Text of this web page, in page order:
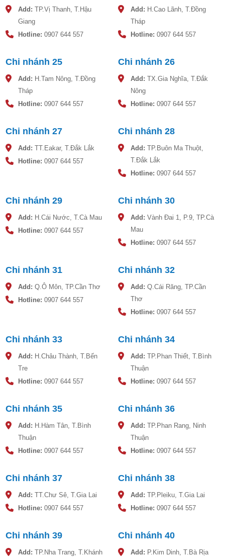
Add: TP.Vị Thanh, T.Hậu
Giang
Hotline: 0907 644 557
Add: H.Cao Lãnh, T.Đồng
Tháp
Hotline: 0907 644 557
Chi nhánh 25
Add: H.Tam Nông, T.Đồng
Tháp
Hotline: 0907 644 557
Chi nhánh 26
Add: TX.Gia Nghĩa, T.Đắk
Nông
Hotline: 0907 644 557
Chi nhánh 27
Add: TT.Eakar, T.Đắk Lắk
Hotline: 0907 644 557
Chi nhánh 28
Add: TP.Buôn Ma Thuột,
T.Đắk Lắk
Hotline: 0907 644 557
Chi nhánh 29
Add: H.Cái Nước, T.Cà Mau
Hotline: 0907 644 557
Chi nhánh 30
Add: Vành Đai 1, P.9, TP.Cà
Mau
Hotline: 0907 644 557
Chi nhánh 31
Add: Q.Ô Môn, TP.Cần Thơ
Hotline: 0907 644 557
Chi nhánh 32
Add: Q.Cái Răng, TP.Cần
Thơ
Hotline: 0907 644 557
Chi nhánh 33
Add: H.Châu Thành, T.Bến
Tre
Hotline: 0907 644 557
Chi nhánh 34
Add: TP.Phan Thiết, T.Bình
Thuận
Hotline: 0907 644 557
Chi nhánh 35
Add: H.Hàm Tân, T.Bình
Thuận
Hotline: 0907 644 557
Chi nhánh 36
Add: TP.Phan Rang, Ninh
Thuận
Hotline: 0907 644 557
Chi nhánh 37
Add: TT.Chư Sê, T.Gia Lai
Hotline: 0907 644 557
Chi nhánh 38
Add: TP.Pleiku, T.Gia Lai
Hotline: 0907 644 557
Chi nhánh 39
Add: TP.Nha Trang, T.Khánh
Chi nhánh 40
Add: P.Kim Dinh, T.Bà Rịa